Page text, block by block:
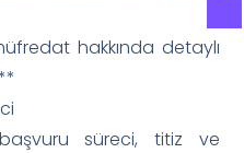
hakkında detaylı
süreci, titiz ve